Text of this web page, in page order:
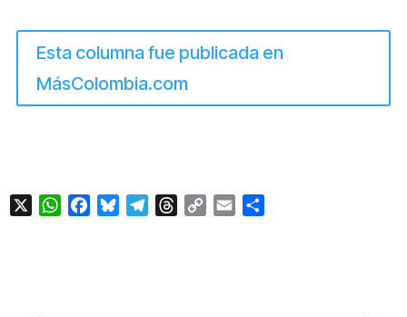
Esta columna fue publicada en
MásColombia.com
WhatsApp
FacebookBlueskyTelegramThreads
Copy Email